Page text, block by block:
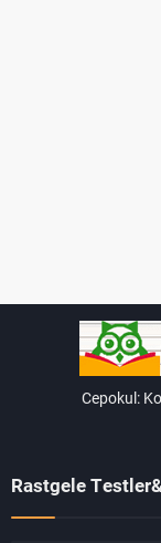
Cepokul:
Rastgele